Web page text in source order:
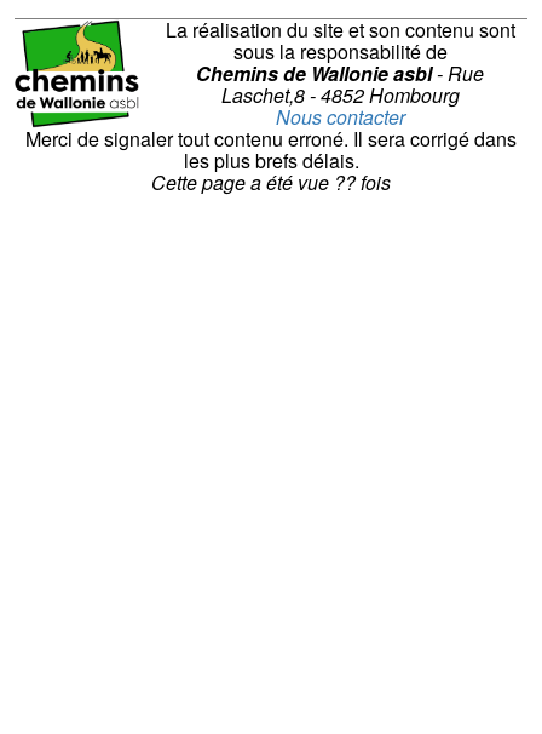
La réalisation du site et son contenu sont
sous la responsabilité de
Chemins de Wallonie asbl- Rue
Laschet,8 - 4852 Hombourg
Nous contacter
Merci de signaler tout contenu erroné. Il sera corrigé dans
les plus brefs délais.
Cette page a été vue ??fois